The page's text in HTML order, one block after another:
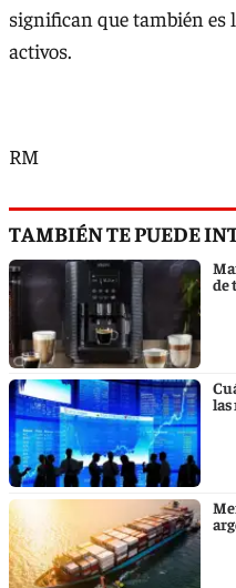
significan que también es
activos.
RM
TAMBIÉN TE PUEDE
de
las